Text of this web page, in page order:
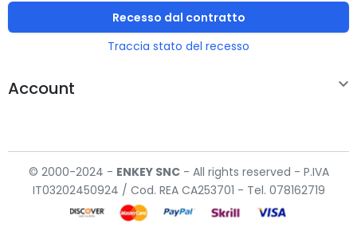
Gamma di colori 45%
Produttore
Modello del
processore
3020E
Recesso dal contratto
Traccia stato del recesso
Account 
© 2000-2024 - ENKEYSNC- All rights reserved - P.IVA
IT03202450924 / Cod. REA CA253701 - Tel. 078162719